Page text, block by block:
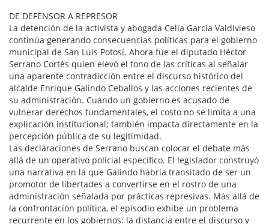
DE DEFENSOR A REPRESOR
La detención de la activista y abogada Celia García Valdivieso
continúa generando consecuencias políticas para el gobierno
municipal de San Luis Potosí. Ahora fue el diputado Héctor
Serrano Cortés quien elevó el tono de las críticas al señalar
una aparente contradicción entre el discurso histórico del
alcalde Enrique Galindo Ceballos y las acciones recientes de
su administración. Cuando un gobierno es acusado de
vulnerar derechos fundamentales, el costo no se limita a una
explicación institucional; también impacta directamente en la
percepción pública de su legitimidad.
Las declaraciones de Serrano buscan colocar el debate más
allá de un operativo policial específico. El legislador construyó
una narrativa en la que Galindo habría transitado de ser un
promotor de libertades a convertirse en el rostro de una
administración señalada por prácticas represivas. Más allá de
la confrontación política, el episodio exhibe un problema
recurrente en los gobiernos: la distancia entre el discurso y